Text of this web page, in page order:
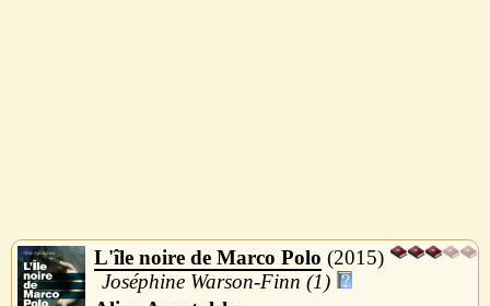
L'île noire de Marco Polo
2015
Joséphine Warson-Finn (1)